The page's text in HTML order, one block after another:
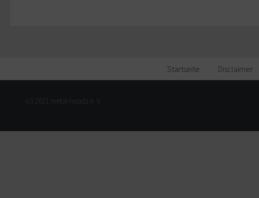
Startseite Disclaimer
(c) 2021 metal-heads e. V.